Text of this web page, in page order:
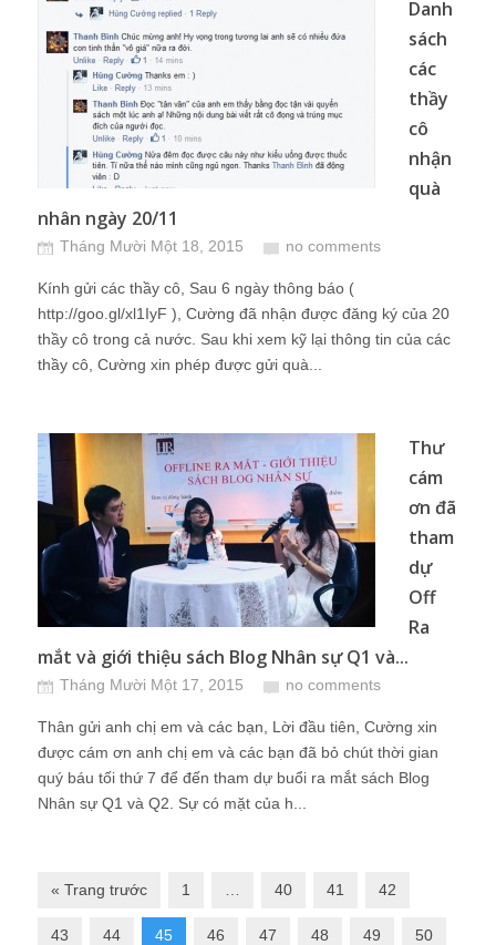
Danh
sách
các
thầy
cô
nhận
quà
nhân ngày 20/11
Tháng Mười Một 18, 2015 no comments
Kính gửi các thầy cô, Sau 6 ngày thông báo (
http://goo.gl/xl1IyF ), Cường đã nhận được đăng ký của 20
thầy cô trong cả nước. Sau khi xem kỹ lại thông tin của các
thầy cô, Cường xin phép được gửi quà...
Thư
cám
ơn đã
tham
dự
Off
Ra
mắt và giới thiệu sách Blog Nhân sự Q1 và...
Tháng Mười Một 17, 2015 no comments
Thân gửi anh chị em và các bạn, Lời đầu tiên, Cường xin
được cám ơn anh chị em và các bạn đã bỏ chút thời gian
quý báu tối thứ 7 để đến tham dự buổi ra mắt sách Blog
Nhân sự Q1 và Q2. Sự có mặt của h...
« Trang trước 1 40 41 42
43 44 45 46 47 48 49 50